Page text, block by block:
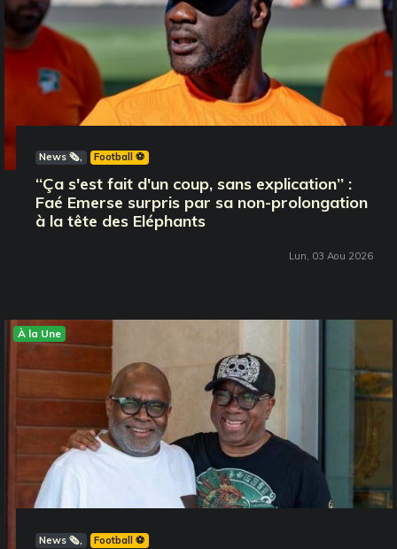
News 🗞️ Football ⚽️
‘‘Ça s'est fait d'un coup, sans explication’’ :
Faé Emerse surpris par sa non-prolongation
à la tête des Eléphants
Lun, 03 Aou 2026
À la Une
News 🗞️ Football ⚽️